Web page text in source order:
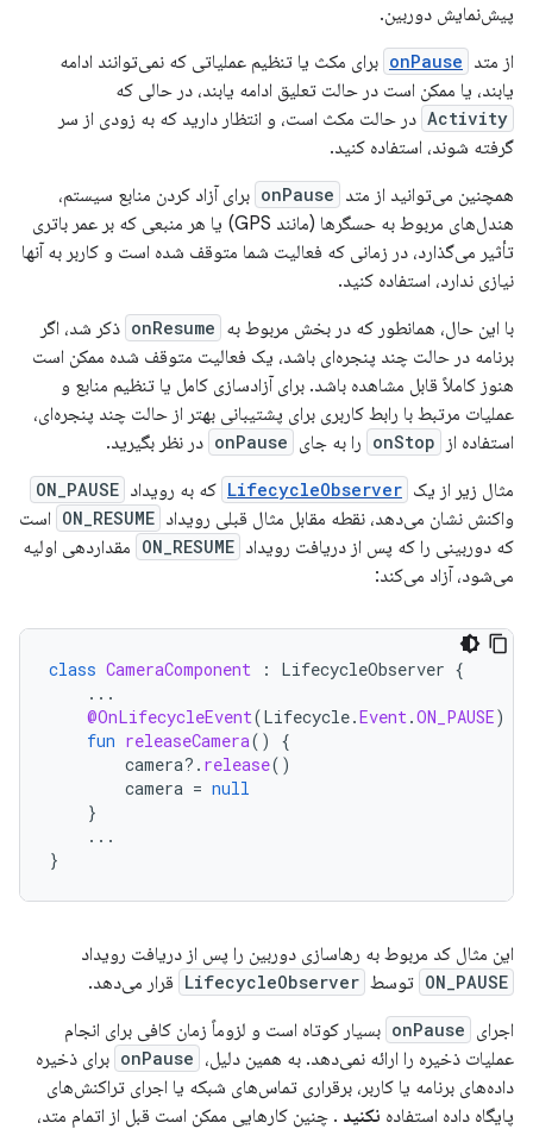
پیش‌نمایش دوربین.
از متد onPause برای مکث یا تنظیم عملیاتی که نمی‌توانند ادامه
یابند، یا ممکن است در حالت تعلیق ادامه یابند، در حالی که
Activity در حالت مکث است، و انتظار دارید که به زودی از سر
گرفته شوند، استفاده کنید.
همچنین می‌توانید از متد onPause برای آزاد کردن منابع سیستم،
هندل‌های مربوط به حسگرها (مانند GPS) یا هر منبعی که بر عمر باتری
تأثیر می‌گذارد، در زمانی که فعالیت شما متوقف شده است و کاربر به آنها
نیازی ندارد، استفاده کنید.
با این حال، همانطور که در بخش مربوط به onResume ذکر شد، اگر
برنامه در حالت چند پنجره‌ای باشد، یک فعالیت متوقف شده ممکن است
هنوز کاملاً قابل مشاهده باشد. برای آزادسازی کامل یا تنظیم منابع و
عملیات مرتبط با رابط کاربری برای پشتیبانی بهتر از حالت چند پنجره‌ای،
استفاده از
onStop را به جای onPause در نظر بگیرید.
مثال زیر از یک LifecycleObserver که به رویداد ON_PAUSE
واکنش نشان می‌دهد، نقطه مقابل مثال قبلی رویداد ON_RESUME است
که دوربینی را که پس از دریافت رویداد ON_RESUME مقداردهی اولیه
می‌شود، آزاد می‌کند:
class CameraComponent : LifecycleObserver {
...
@OnLifecycleEvent(Lifecycle.Event .ON_PAUSE)
fun releaseCamera()
{
camera?. release()
camera = null
}
...
}
این مثال کد مربوط به رهاسازی دوربین را پس از دریافت رویداد
ON_PAUSE توسط LifecycleObserver قرار می‌دهد.
اجرای onPause بسیار کوتاه است و لزوماً زمان کافی برای انجام
عملیات ذخیره را ارائه نمی‌دهد. به همین دلیل، onPause برای ذخیره
داده‌های برنامه یا کاربر، برقراری تماس‌های شبکه یا اجرای تراکنش‌های
پایگاه داده استفاده نکنید . چنین کارهایی ممکن است قبل از اتمام متد،